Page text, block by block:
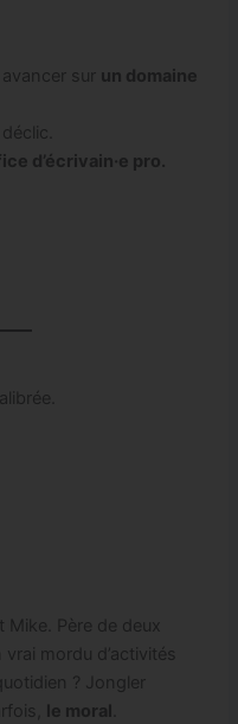
avancer sur un domaine
d’écrivain·e pro.
Mike. Père de deux
mordu d’activités
? Jongler
le moral